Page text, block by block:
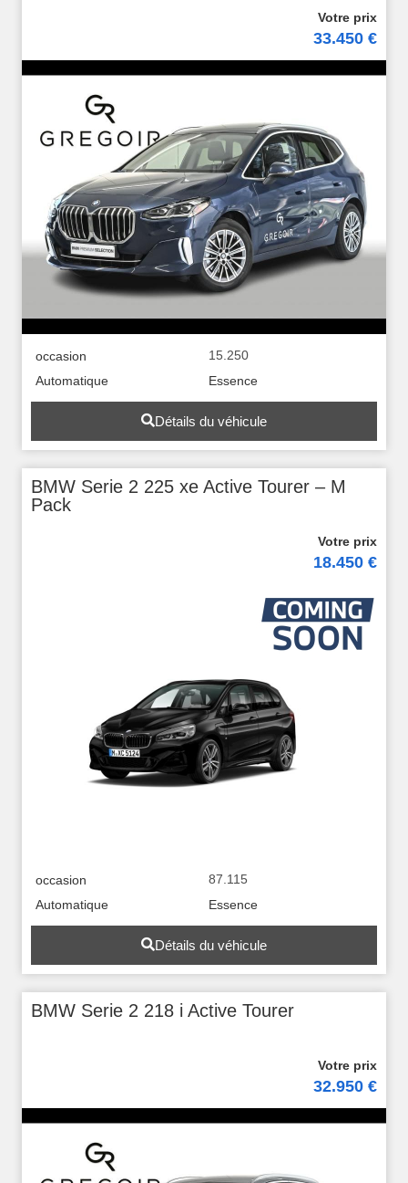
33.450 €
occasion
15.250
Automatique
Essence
Détails du véhicule
BMW Serie 2 225 xe Active Tourer – M
Pack
18.450 €
occasion
87.115
Automatique
Essence
Détails du véhicule
BMW Serie 2 218 i Active Tourer
32.950 €